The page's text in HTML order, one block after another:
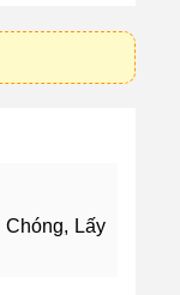
Chóng, Lấy